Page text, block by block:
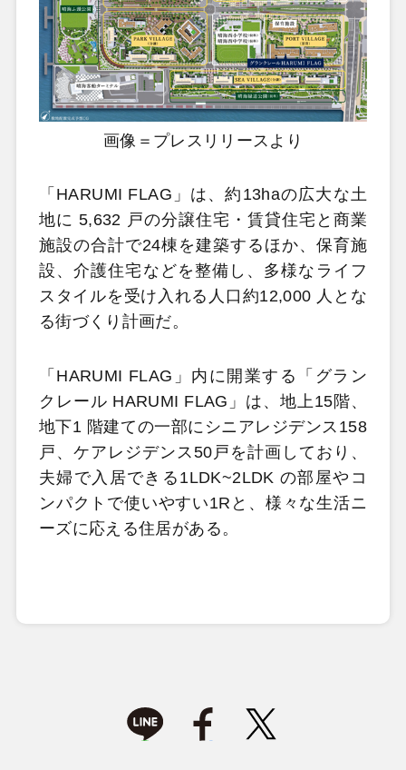
画像＝プレスリリースより
「HARUMI FLAG」は、約13haの広大な土
地に 5,632 戸の分譲住宅・賃貸住宅と商業
施設の合計で24棟を建築するほか、保育施
設、介護住宅などを整備し、多様なライフ
スタイルを受け入れる人口約12,000 人とな
る街づくり計画だ。
「HARUMI FLAG」内に開業する「グラン
クレール HARUMI FLAG」は、地上15階、
地下1 階建ての一部にシニアレジデンス158
戸、ケアレジデンス50戸を計画しており、
夫婦で入居できる1LDK~2LDK の部屋やコ
ンパクトで使いやすい1Rと、様々な生活ニ
ーズに応える住居がある。